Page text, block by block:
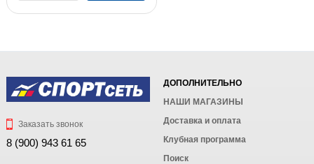
Заказать звонок
8 (900) 943 61 65
ДОПОЛНИТЕЛЬНО
НАШИ МАГАЗИНЫ
Доставка и оплата
Клубная программа
Поиск